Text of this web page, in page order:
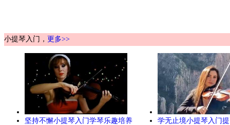
小提琴入门， 更多>>
坚持不懈小提琴入门学琴乐趣培养
学无止境小提琴入门